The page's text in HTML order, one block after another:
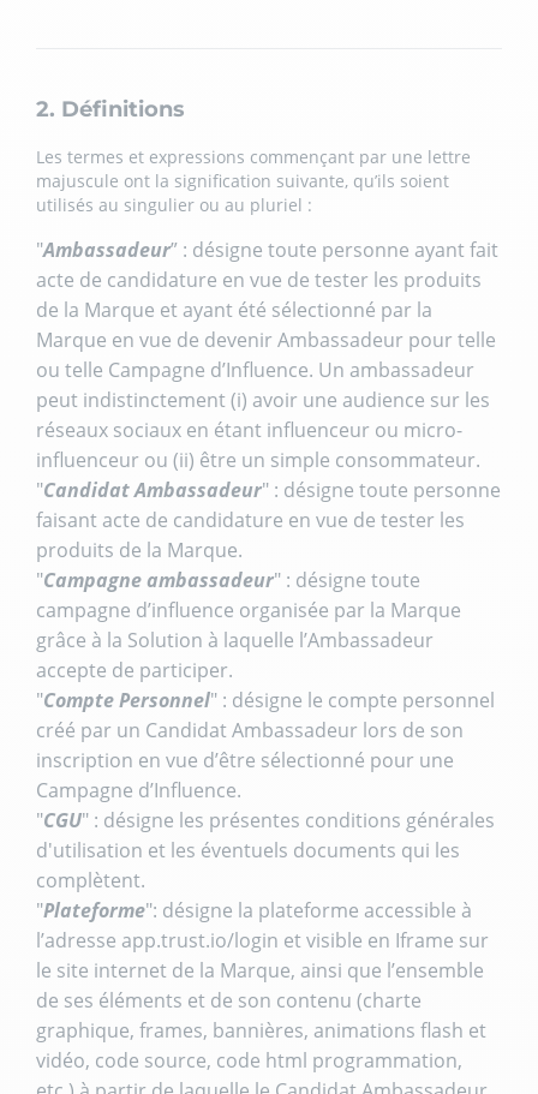
2. Définitions
Les termes et expressions commençant par une lettre
majuscule ont la signification suivante, qu’ils soient
utilisés au singulier ou au pluriel :
"Ambassadeur” : désigne toute personne ayant fait
acte de candidature en vue de tester les produits
de la Marque et ayant été sélectionné par la
Marque en vue de devenir Ambassadeur pour telle
ou telle Campagne d’Influence. Un ambassadeur
peut indistinctement (i) avoir une audience sur les
réseaux sociaux en étant influenceur ou micro-
influenceur ou (ii) être un simple consommateur.
"Candidat Ambassadeur" : désigne toute personne
faisant acte de candidature en vue de tester les
produits de la Marque.
"Campagne ambassadeur" : désigne toute
campagne d’influence organisée par la Marque
grâce à la Solution à laquelle l’Ambassadeur
accepte de participer.
"Compte Personnel" : désigne le compte personnel
créé par un Candidat Ambassadeur lors de son
inscription en vue d’être sélectionné pour une
Campagne d’Influence.
"CGU" : désigne les présentes conditions générales
d'utilisation et les éventuels documents qui les
complètent.
"Plateforme": désigne la plateforme accessible à
l’adresse app.trust.io/login et visible en Iframe sur
le site internet de la Marque, ainsi que l’ensemble
de ses éléments et de son contenu (charte
graphique, frames, bannières, animations flash et
vidéo, code source, code html programmation,